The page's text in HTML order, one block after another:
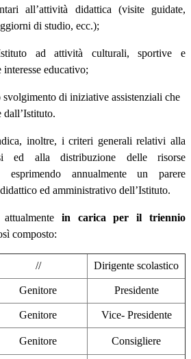
all’attività didattica (visite guidate,
di studio, ecc.);
ad attività culturali, sportive e
educativo;
di iniziative assistenziali che
dall’Istituto.
inoltre, i criteri generali relativi alla
ed alla distribuzione delle risorse
esprimendo annualmente un parere
ed amministrativo dell’Istituto.
in carica per il triennio
composto:
// Dirigente scolastico
Genitore Presidente
Genitore
Vice- Presidente
Genitore Consigliere